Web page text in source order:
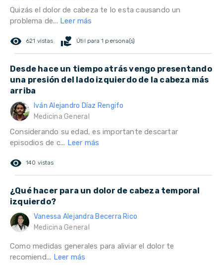
Quizás el dolor de cabeza te lo esta causando un
problema de... Leer más
remove_red_eye 621 vistas volunteer_activism Útil para 1 persona(s)
Desde hace un tiempo atrás vengo presentando
una presión del lado izquierdo de la cabeza más
arriba
Iván Alejandro Díaz Rengifo
Medicina General
Considerando su edad, es importante descartar
episodios de c... Leer más
remove_red_eye 140 vistas
¿Qué hacer para un dolor de cabeza temporal
izquierdo?
Vanessa Alejandra Becerra Rico
Medicina General
Como medidas generales para aliviar el dolor te
recomiend... Leer más